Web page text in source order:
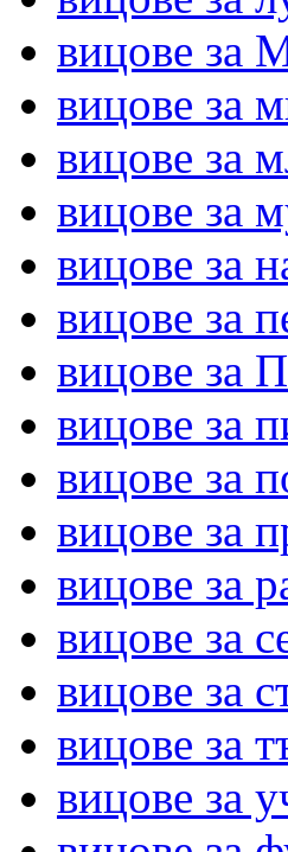
вицове за
вицове за
вицове за
вицове за
вицове за
вицове за
вицове за
вицове за
вицове за
вицове за
вицове за
вицове за
вицове за
вицове за
вицове за